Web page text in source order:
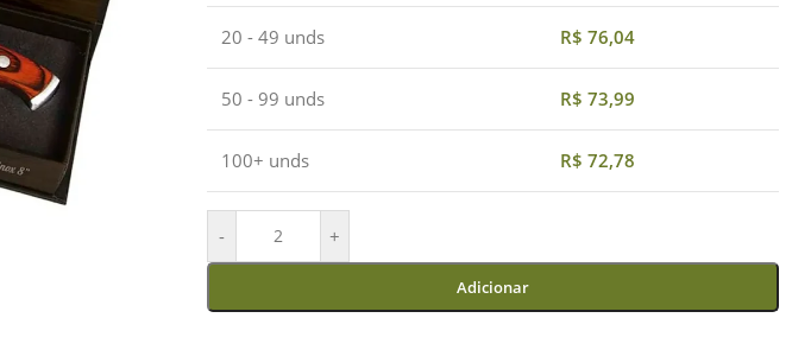
20 - 49 unds R$ 76,04
50 - 99 unds R$ 73,99
100+ unds R$ 72,78
- +
Adicionar